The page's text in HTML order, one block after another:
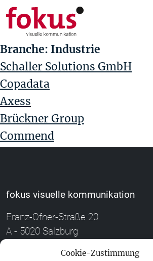
Cookie-Zustimmung
Branche: Industrie
Schaller Solutions GmbH
Copadata
Axess
Brückner Group
Commend
fokus visuelle kommunikation
Franz-Ofner-Straße 20
A - 5020 Salzburg
+ 43 662 452 083